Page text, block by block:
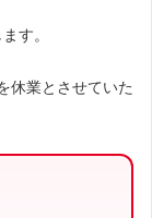
す。
休業とさせていた